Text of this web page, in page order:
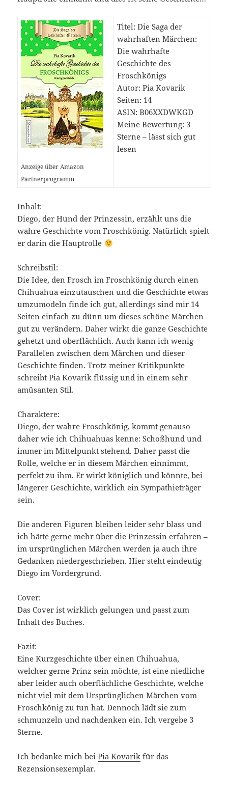
Anzeige über Amazon
Partnerprogramm
Titel: Die Saga der
wahrhaften Märchen:
Die wahrhafte
Geschichte des
Froschkönigs
Autor: Pia Kovarik
Seiten: 14
ASIN: B06XXDWKGD
Meine Bewertung: 3
Sterne – lässt sich gut
lesen
Inhalt:
Diego, der Hund der Prinzessin, erzählt uns die
wahre Geschichte vom Froschkönig. Natürlich spielt
er darin die Hauptrolle
Schreibstil:
Die Idee, den Frosch im Froschkönig durch einen
Chihuahua einzutauschen und die Geschichte etwas
umzumodeln finde ich gut, allerdings sind mir 14
Seiten einfach zu dünn um dieses schöne Märchen
gut zu verändern. Daher wirkt die ganze Geschichte
gehetzt und oberflächlich. Auch kann ich wenig
Parallelen zwischen dem Märchen und dieser
Geschichte finden. Trotz meiner Kritikpunkte
schreibt Pia Kovarik flüssig und in einem sehr
amüsanten Stil.
Charaktere:
Diego, der wahre Froschkönig, kommt genauso
daher wie ich Chihuahuas kenne: Schoßhund und
immer im Mittelpunkt stehend. Daher passt die
Rolle, welche er in diesem Märchen einnimmt,
perfekt zu ihm. Er wirkt königlich und könnte, bei
längerer Geschichte, wirklich ein Sympathieträger
sein.
Die anderen Figuren bleiben leider sehr blass und
ich hätte gerne mehr über die Prinzessin erfahren –
im ursprünglichen Märchen werden ja auch ihre
Gedanken niedergeschrieben. Hier steht eindeutig
Diego im Vordergrund.
Cover:
Das Cover ist wirklich gelungen und passt zum
Inhalt des Buches.
Fazit:
Eine Kurzgeschichte über einen Chihuahua,
welcher gerne Prinz sein möchte, ist eine niedliche
aber leider auch oberflächliche Geschichte, welche
nicht viel mit dem Ursprünglichen Märchen vom
Froschkönig zu tun hat. Dennoch lädt sie zum
schmunzeln und nachdenken ein. Ich vergebe 3
Sterne.
Ich bedanke mich beiPia Kovarik für das
Rezensionsexemplar.